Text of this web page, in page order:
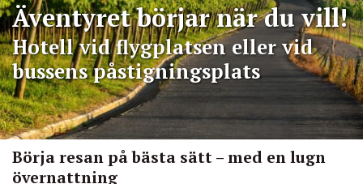
Äventyret börjar när du vill!
Hotell vid flygplatsen eller vid
bussens påstigningsplats
Börja resan på bästa sätt – med en lugn
övernattning